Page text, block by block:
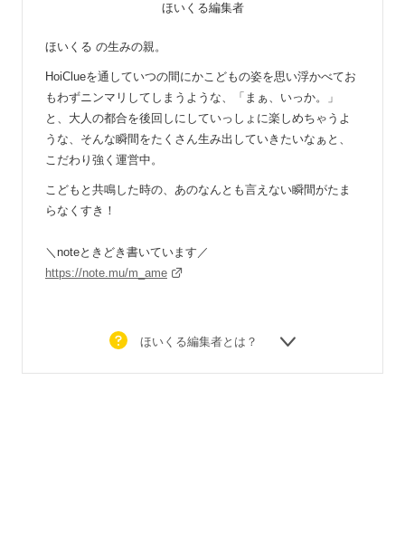
ほいくる編集者
ほいくる の生みの親。
HoiClueを通していつの間にかこどもの姿を思い浮かべてお
もわずニンマリしてしまうような、「まぁ、いっか。」
と、大人の都合を後回しにしていっしょに楽しめちゃうよ
うな、そんな瞬間をたくさん生み出していきたいなぁと、
こだわり強く運営中。
こどもと共鳴した時の、あのなんとも言えない瞬間がたま
らなくすき！
＼noteときどき書いています／
https://note.mu/m_ame
ほいくる編集者とは？